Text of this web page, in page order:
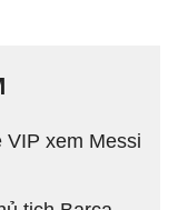
VIP xem Messi